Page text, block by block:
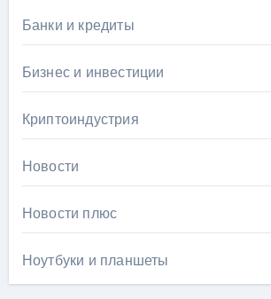
Банки и кредиты
Бизнес и инвестиции
Криптоиндустрия
Новости
Новости плюс
Ноутбуки и планшеты